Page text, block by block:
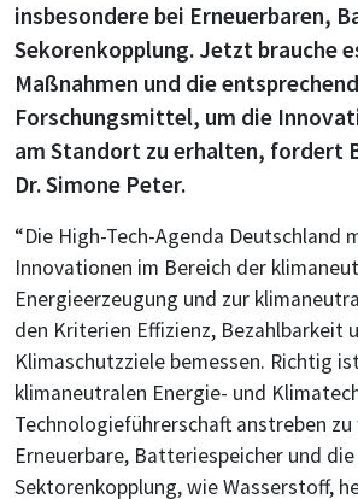
insbesondere bei Erneuerbaren,
Sekorenkopplung. Jetzt brauche
Maßnahmen und die
Forschungsmittel, um die
am Standort zu erhalten, fordert
Dr. Simone Peter.
“Die High-Tech-Agenda Deutschland
Innovationen im Bereich der
Energieerzeugung und zur
den Kriterien Effizienz, Bezahlbarkeit
Klimaschutzziele bemessen. Richtig
klimaneutralen Energie- und
Technologieführerschaft anstreben
Erneuerbare, Batteriespeicher und die
Sektorenkopplung, wie Wasserstoff,